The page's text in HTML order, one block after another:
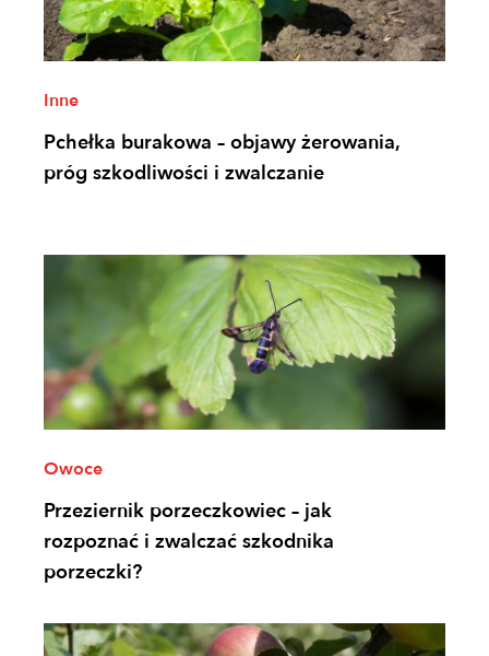
Inne
Pchełka burakowa – objawy żerowania,
próg szkodliwości i zwalczanie
Owoce
Przeziernik porzeczkowiec – jak
rozpoznać i zwalczać szkodnika
porzeczki?